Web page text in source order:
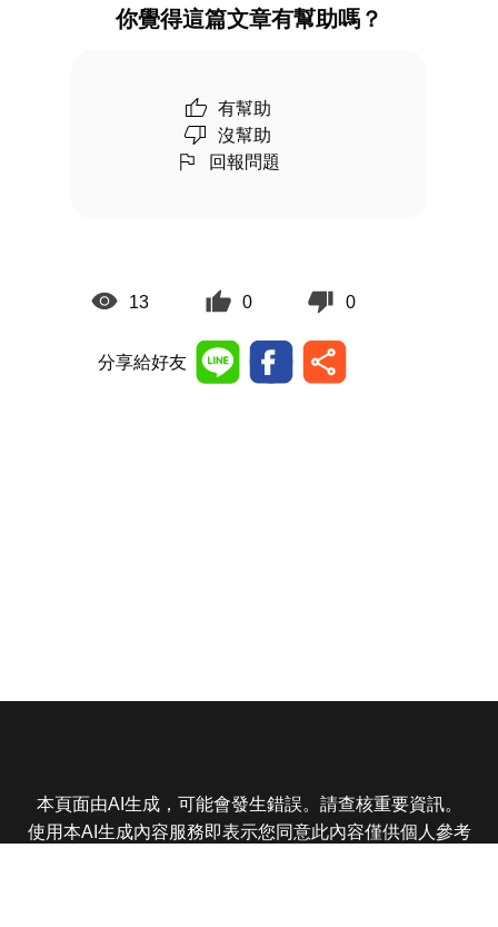
你覺得這篇文章有幫助嗎？
有幫助
沒幫助
回報問題
13 0 0
分享給好友
本頁面由AI生成，可能會發生錯誤。請查核重要資訊。
使用本AI生成內容服務即表示您同意此內容僅供個人參考